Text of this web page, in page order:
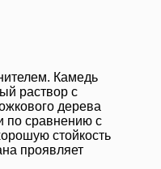
Камедь
раствор с
дерева
по сравнению с
стойкость
проявляет